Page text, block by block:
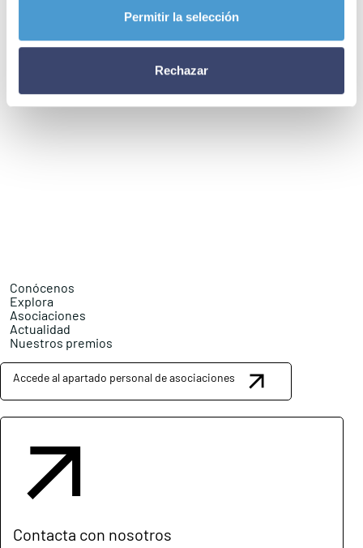
Permitir la selección
Rechazar
Conócenos
Explora
Asociaciones
Actualidad
Nuestros premios
Accede al apartado personal de asociaciones
Contacta con nosotros